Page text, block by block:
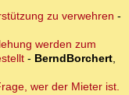
zu verwehren -
werden zum
- BerndBorchert,
wer der Mieter ist.